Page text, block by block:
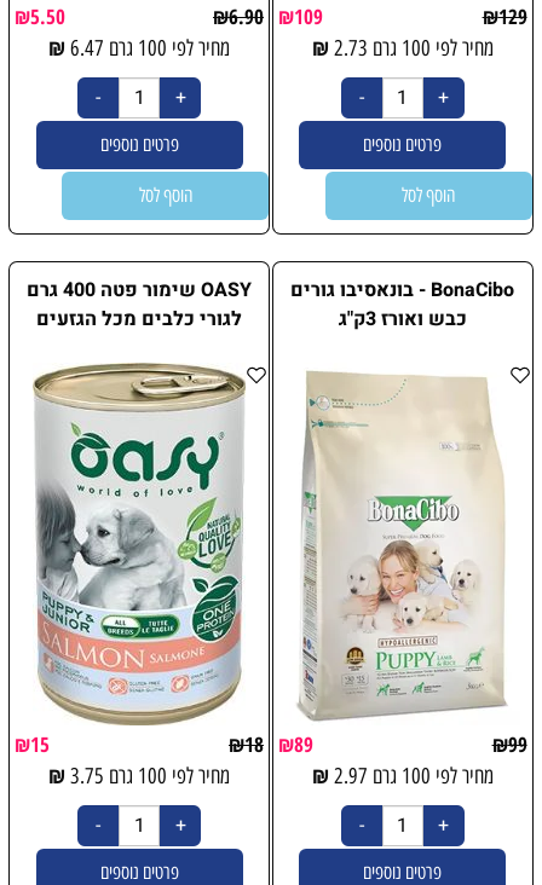
₪129
₪109
מחיר לפי 100 גרם 2.73
₪
פרטים נוספים
הוסף לסל
₪6.90
₪5.50
מחיר לפי 100 גרם 6.47
₪
פרטים נוספים
הוסף לסל
BonaCibo - בונאסיבו גורים
כבש ואורז 3ק"ג
₪99
₪89
מחיר לפי 100 גרם 2.97
₪
פרטים נוספים
OASY שימור פטה 400 גרם
לגורי כלבים מכל הגזעים
₪18
₪15
מחיר לפי 100 גרם 3.75
₪
פרטים נוספים